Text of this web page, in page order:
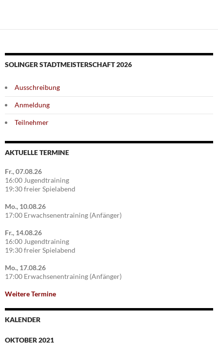
SOLINGER STADTMEISTERSCHAFT 2026
Ausschreibung
Anmeldung
Teilnehmer
AKTUELLE TERMINE
Fr., 07.08.26
16:00 Jugendtraining
19:30 freier Spielabend
Mo., 10.08.26
17:00 Erwachsenentraining (Anfänger)
Fr., 14.08.26
16:00 Jugendtraining
19:30 freier Spielabend
Mo., 17.08.26
17:00 Erwachsenentraining (Anfänger)
Weitere Termine
KALENDER
OKTOBER 2021